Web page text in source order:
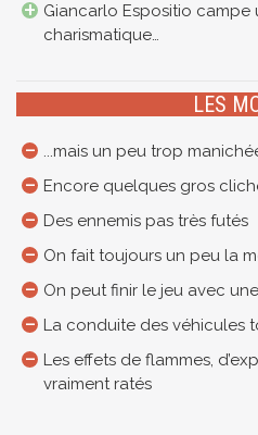
Giancarlo Espositio campe
charismatique…
LES
...mais un peu trop
Encore quelques gros
Des ennemis pas très futés
On fait toujours un peu la
On peut finir le jeu avec
La conduite des véhicules
Les effets de flammes,
vraiment ratés